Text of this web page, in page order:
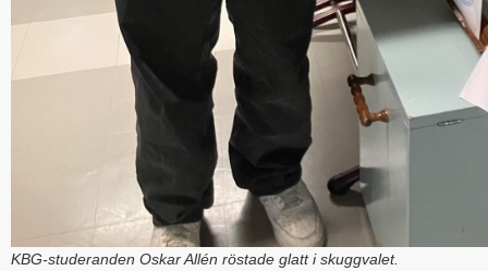
KBG-studeranden Oskar Allén röstade glatt i skuggvalet.